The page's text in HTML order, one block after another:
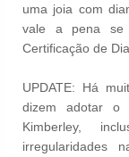
uma joia com
vale a pena
Certificação de
UPDATE: Há
dizem adotar o
Kimberley,
irregularidades